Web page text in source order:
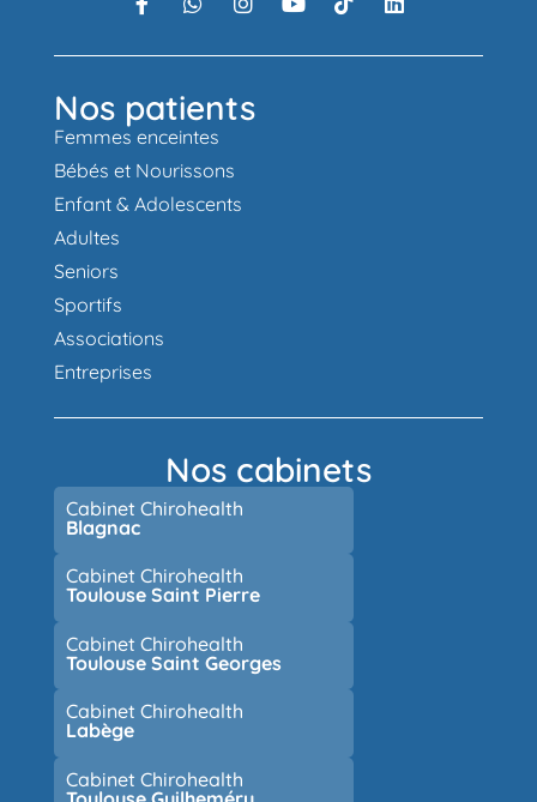
Nos patients
Femmes enceintes
Bébés et Nourissons
Enfant & Adolescents
Adultes
Seniors
Sportifs
Associations
Entreprises
Nos cabinets
Cabinet Chirohealth
Blagnac
Cabinet Chirohealth
Toulouse Saint Pierre
Cabinet Chirohealth
Toulouse Saint Georges
Cabinet Chirohealth
Labège
Cabinet Chirohealth